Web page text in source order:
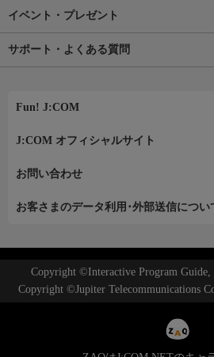
イベント・プレゼント
サポート・よくある質問
Fun! J:COM
J:COM オフィシャルサイト
お問い合わせ
お客さまのデータ利用･外部送信につい
Copyright ©Interactive Program Guide,
Copyright ©Jupiter Telecommunications